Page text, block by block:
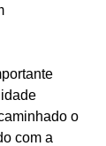
o
com a